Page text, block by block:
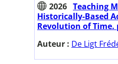
2026 Teaching
Historically-Based
Revolution of Time.
Auteur : De Ligt